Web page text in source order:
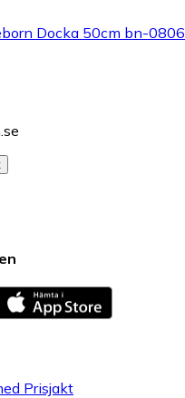
Docka 50cm bn-0806
Prisjakt